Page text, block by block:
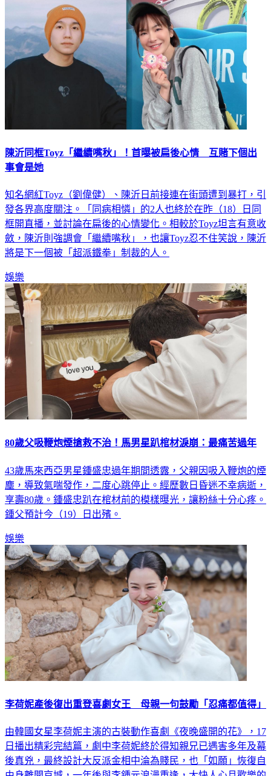
陳沂同框Toyz「繼續嘴秋」！首曝被扁後心情 互賭下個出
事會是她
知名網紅Toyz（劉偉健）、陳沂日前接連在街頭遭到暴打，引
發各界高度關注。「同病相憐」的2人也終於在昨（18）日同
框開直播，並討論在扁後的心情變化。相較於Toyz坦言有意收
斂，陳沂則強調會「繼續嘴秋」，也讓Toyz忍不住笑說，陳沂
將是下一個被「超派鐵拳」制裁的人。
娛樂
80歲父吸鞭炮煙搶救不治！馬男星趴棺材淚崩：最痛苦過年
43歲馬來西亞男星鍾盛忠過年期間透露，父親因吸入鞭炮的煙
塵，導致氣喘發作，二度心跳停止。經歷數日昏迷不幸病逝，
享壽80歲。鍾盛忠趴在棺材前的模樣曝光，讓粉絲十分心疼。
鍾父預計今（19）日出殯。
娛樂
李荷妮產後復出重登喜劇女王 母親一句鼓勵「忍痛都值得」
由韓國女星李荷妮主演的古裝動作喜劇《夜晚盛開的花》，17
日播出精彩完結篇，劇中李荷妮終於得知親兄已遇害多年及幕
後真兇，最終設計大反派金相中淪為賤民，也「如願」恢復自